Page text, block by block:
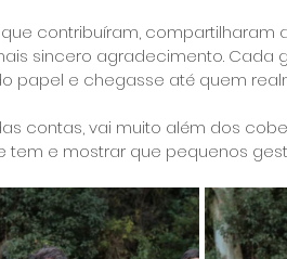
contribuíram,
sincero agradecimento.
papel e chegasse até quem
contas, vai muito além dos
tem e mostrar que pequenos